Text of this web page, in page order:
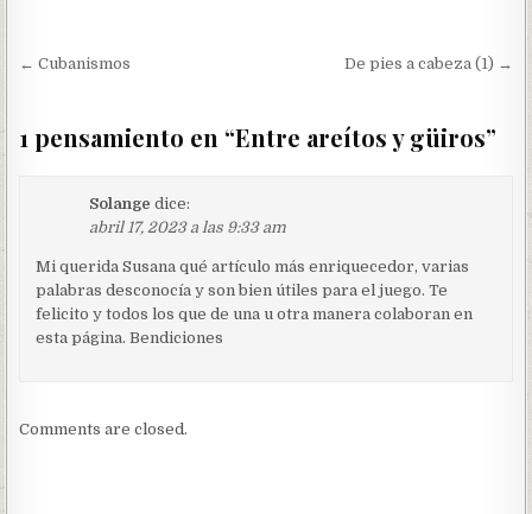
Navegación
entradas
← Cubanismos De pies a cabeza (1) →
1 pensamiento en “Entre areítos y güiros”
Solange dice:
abril 17, 2023 a las 9:33 am
Mi querida Susana qué artículo más enriquecedor, varias
palabras desconocía y son bien útiles para el juego. Te
felicito y todos los que de una u otra manera colaboran en
esta página. Bendiciones
Comments are closed.